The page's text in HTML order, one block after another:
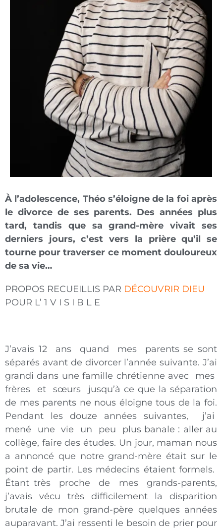
À l’adolescence, Théo s’éloigne de la foi après
le divorce de ses parents. Des années plus
tard, tandis que sa grand-mère vivait ses
derniers jours, c’est vers la prière qu’il se
tourne pour traverser ce moment douloureux
de sa vie…
PROPOS RECUEILLIS PAR DÉCOUVRIR DIEU
POUR L’ 1 V I S I B L E
J’avais 12 ans quand mes parents se sont
séparés avant de divorcer l’année suivante. J’ai
grandi dans une famille chrétienne avec mes
frères et sœurs jusqu’à ce que la séparation
de mes parents ne nous éloigne tous de la foi.
Pendant les douze années suivantes, j’ai
mené une vie un peu plus banale : aller au
collège, faire des études. Un jour, maman nous
a annoncé que notre grand-mère était sur le
point de partir. Les médecins étaient formels.
Étant très proche de mes grands-parents,
j’avais vécu très difficilement la disparition
brutale de mon grand-père quelques années
auparavant. J’ai ressenti le besoin de prier pour